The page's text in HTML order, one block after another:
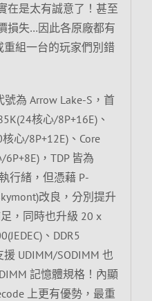
在是太有誠意了！甚至
損失…因此各原廠都有
重組一台的玩家們別錯
為 Arrow Lake-S，首
核心/8P+16E)、
心/8P+12E)、Core
，TDP 皆為
行緒，但憑藉 P-
改良，分別提升
，同時也升級 20 x
、DDR5
UDIMM/SODIMM 也
記憶體規格！內顯
上更有優勢，最重